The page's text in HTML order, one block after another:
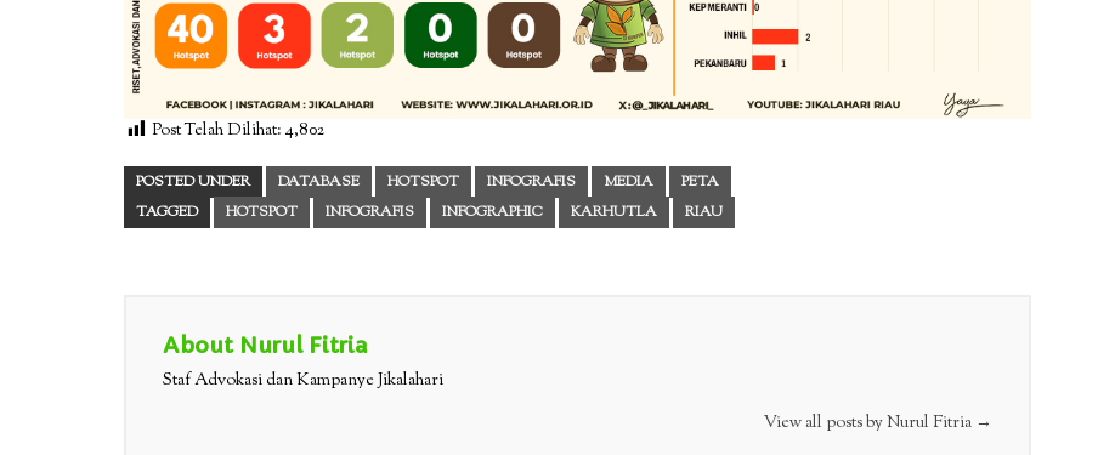
Post Telah Dilihat: 4,802
POSTED UNDER DATABASE HOTSPOT INFOGRAFIS MEDIA
PETA
TAGGED
HOTSPOT INFOGRAFIS INFOGRAPHIC KARHUTLA RIAU
About Nurul Fitria
Staf Advokasi dan Kampanye Jikalahari
View all posts by Nurul Fitria →